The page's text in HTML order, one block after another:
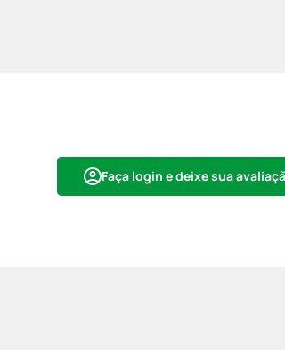
Faça login e deixe sua